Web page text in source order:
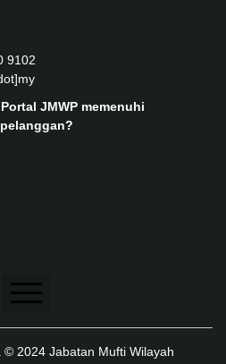
9102
JMWP memenuhi
Penafian
© 2024 Jabatan Mufti Wilayah